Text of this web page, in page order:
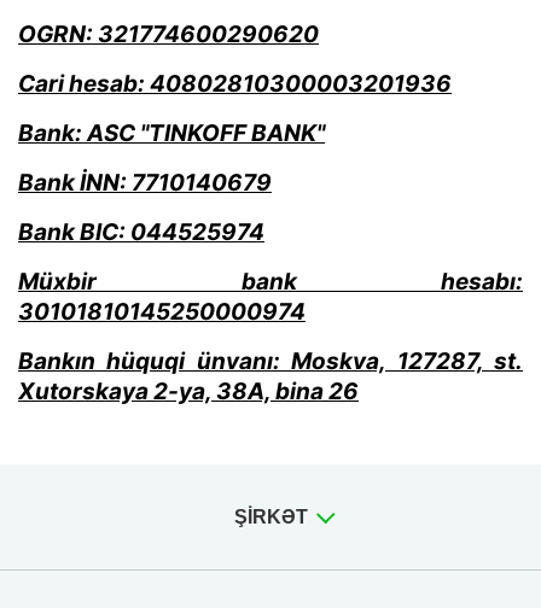
OGRN: 321774600290620
Cari hesab: 40802810300003201936
Bank: ASC "TINKOFF BANK"
Bank İNN: 7710140679
Bank BIC: 044525974
Müxbir bank hesabı:
30101810145250000974
Bankın hüquqi ünvanı: Moskva, 127287, st.
Xutorskaya 2-ya, 38A, bina 26
ŞIRKƏT